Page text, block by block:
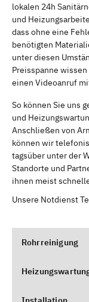
lokalen 24h
und
dass ohne eine
benötigten
unter diesen
Preisspanne
einen Videoanruf
So können Sie uns
und
Anschließen von
können wir
tagsüber unter der
Standorte und
ihnen meist
Unsere Notdienst
Rohrreinigung